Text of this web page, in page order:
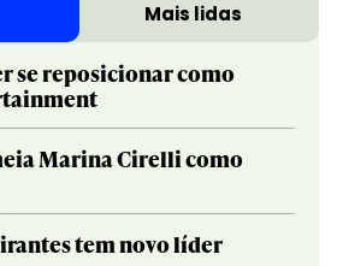
Mais lidas
se reposicionar como
Marina Cirelli como
tem novo líder